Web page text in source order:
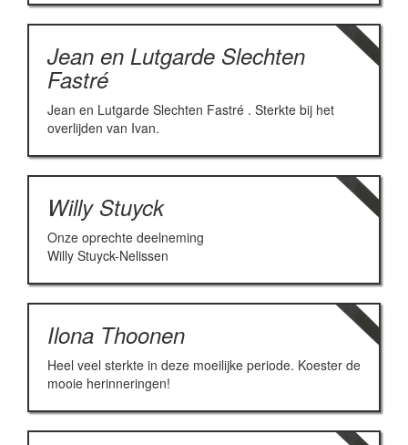
Jean en Lutgarde Slechten
Fastré
Jean en Lutgarde Slechten Fastré . Sterkte bij het
overlijden van Ivan.
Willy Stuyck
Onze oprechte deelneming
Willy Stuyck-Nelissen
Ilona Thoonen
Heel veel sterkte in deze moeilijke periode. Koester de
mooie herinneringen!